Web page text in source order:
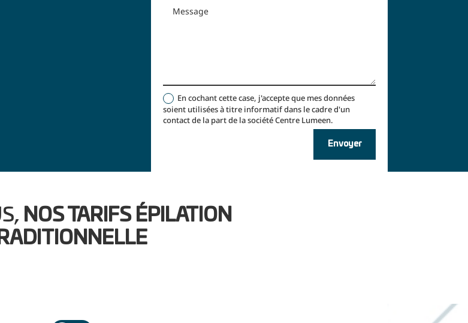
En cochant cette case, j'accepte que mes données
soient utilisées à titre informatif dans le cadre d'un
contact de la part de la société Centre Lumeen.
Envoyer
NOS TARIFS ÉPILATION